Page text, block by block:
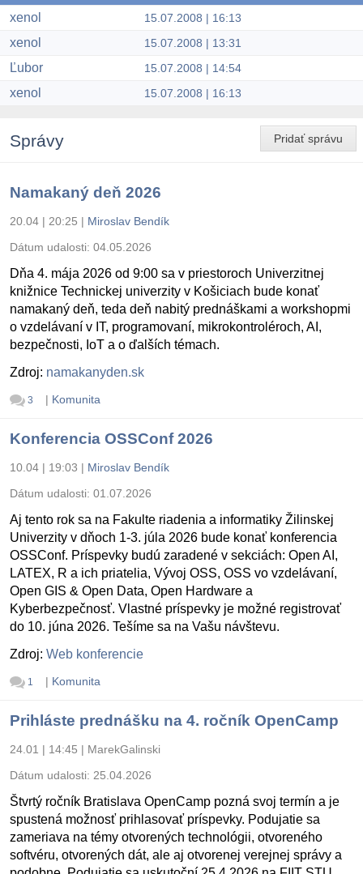
xenol
15.07.2008 | 16:13
xenol 15.07.2008 | 13:31
Ľubor 15.07.2008 | 14:54
xenol 15.07.2008 | 16:13
Pridať správu
Správy
Namakaný deň 2026
20.04 | 20:25 | Miroslav Bendík
Dátum udalosti: 04.05.2026
Dňa 4. mája 2026 od 9:00 sa v priestoroch Univerzitnej
knižnice Technickej univerzity v Košiciach bude konať
namakaný deň, teda deň nabitý prednáškami a workshopmi
o vzdelávaní v IT, programovaní, mikrokontroléroch, AI,
bezpečnosti, IoT a o ďalších témach.
Zdroj: namakanyden.sk
3 | Komunita
Konferencia OSSConf 2026
10.04 | 19:03 | Miroslav Bendík
Dátum udalosti: 01.07.2026
Aj tento rok sa na Fakulte riadenia a informatiky Žilinskej
Univerzity v dňoch 1-3. júla 2026 bude konať konferencia
OSSConf. Príspevky budú zaradené v sekciách: Open AI,
LATEX, R a ich priatelia, Vývoj OSS, OSS vo vzdelávaní,
Open GIS & Open Data, Open Hardware a
Kyberbezpečnosť. Vlastné príspevky je možné registrovať
do 10. júna 2026. Tešíme sa na Vašu návštevu.
Zdroj: Web konferencie
1 | Komunita
Prihláste prednášku na 4. ročník OpenCamp
24.01 | 14:45 | MarekGalinski
Dátum udalosti: 25.04.2026
Štvrtý ročník Bratislava OpenCamp pozná svoj termín a je
spustená možnosť prihlasovať príspevky. Podujatie sa
zameriava na témy otvorených technológii, otvoreného
softvéru, otvorených dát, ale aj otvorenej verejnej správy a